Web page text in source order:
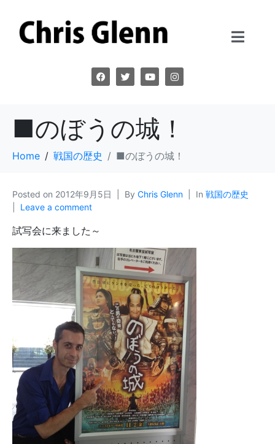
■のぼうの城！
Home 戦国の歴史 ■のぼうの城！
Posted on 2012年9月5日 By Chris Glenn In 戦国の歴史
Leave a comment
試写会に来ました～